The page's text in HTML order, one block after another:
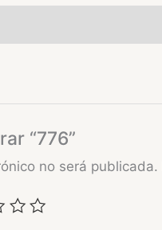
“776”
no será publicada.